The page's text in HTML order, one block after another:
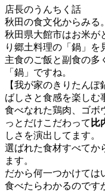
店長のうんちく話
秋田の食文化からみる。
秋田県大館市はお米が
り郷土料理の「鍋」を
主食のご飯と副食の多
「鍋」ですね。
【我が家のきりたん
ばしさと食感を楽しむ
食べなれた鶏肉、ゴボ
っとだけこだわって 比
しさを演出してます。
選ばれた食材すべてか
ます。
だから何一つかけては
食べたらわかるのです